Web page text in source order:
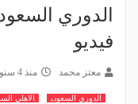
الدوري
فيديو
معتز محمد منذ 4 سنوات
الدوري السعودي الاهلي